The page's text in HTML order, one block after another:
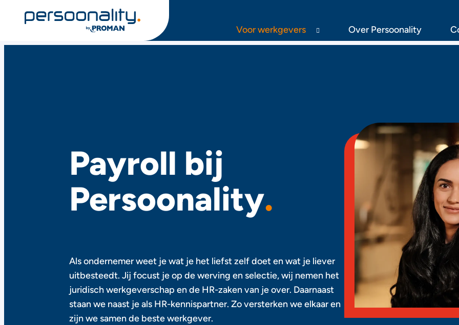
Voor werkgevers Over Persoonality
Payroll bij
Persoonality.
Als ondernemer weet je wat je het liefst zelf doet en wat je liever
uitbesteedt. Jij focust je op de werving en selectie, wij nemen het
juridisch werkgeverschap en de HR-zaken van je over. Daarnaast
staan we naast je als HR-kennispartner. Zo versterken we elkaar en
zijn we samen de beste werkgever.